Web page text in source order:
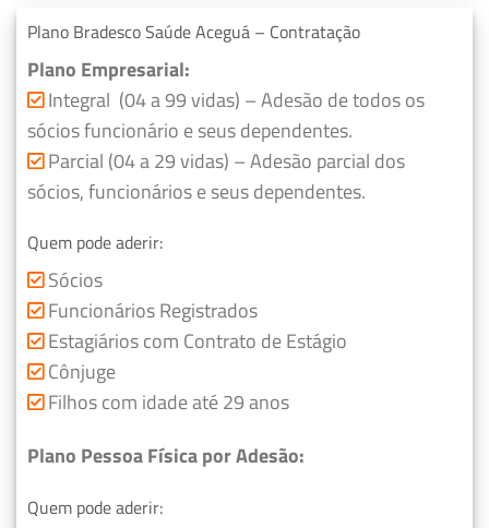
Plano Bradesco Saúde Aceguá – Contratação
Plano Empresarial:
Integral (04 a 99 vidas) – Adesão de todos os
sócios funcionário e seus dependentes.
Parcial (04 a 29 vidas) – Adesão parcial dos
sócios, funcionários e seus dependentes.
Quem pode aderir:
Sócios
Funcionários Registrados
Estagiários com Contrato de Estágio
Cônjuge
Filhos com idade até 29 anos
Plano Pessoa Física por Adesão:
Quem pode aderir: